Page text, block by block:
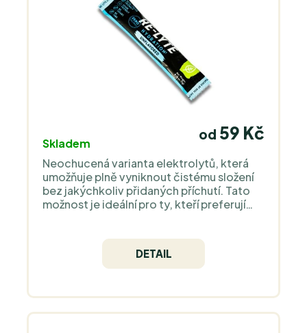
Skladem
od 59 Kč
Neochucená varianta elektrolytů, která
umožňuje plně vyniknout čistému složení
bez jakýchkoliv přidaných příchutí. Tato
možnost je ideální pro ty, kteří preferují
DETAIL